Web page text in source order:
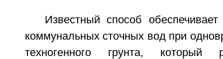
Известный способ
коммунальных сточных вод при
техногенного грунта, который